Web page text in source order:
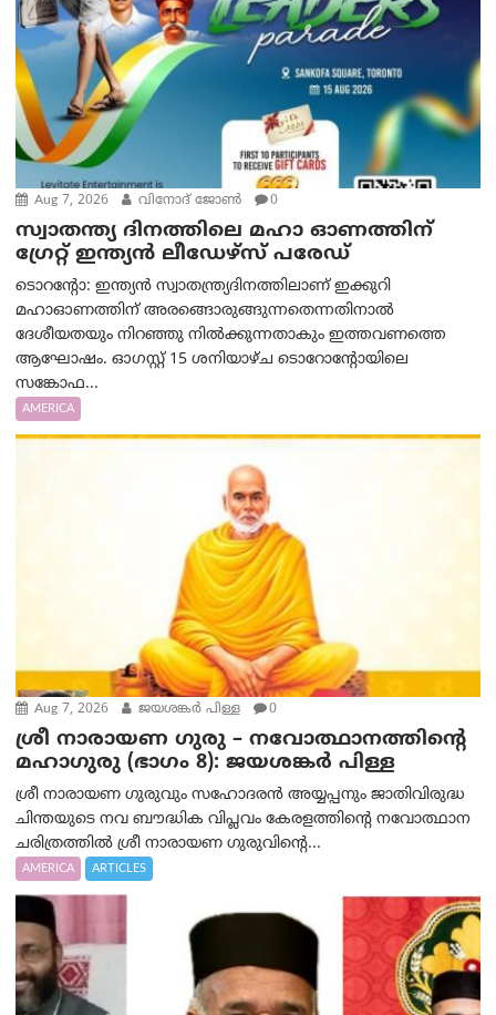
Aug 7, 2026 വിനോദ് ജോൺ 0
സ്വാതന്ത്യ ദിനത്തിലെ മഹാ ഓണത്തിന്
ഗ്രേറ്റ് ഇന്ത്യൻ ലീഡേഴ്സ് പരേഡ്
ടൊറന്റോ: ഇന്ത്യൻ സ്വാതന്ത്ര്യദിനത്തിലാണ് ഇക്കുറി
മഹാഓണത്തിന് അരങ്ങൊരുങ്ങുന്നതെന്നതിനാൽ
ദേശീയതയും നിറഞ്ഞു നിൽക്കുന്നതാകും ഇത്തവണത്തെ
ആഘോഷം. ഓഗസ്റ്റ് 15 ശനിയാഴ്ച ടൊറോന്റോയിലെ
സങ്കോഫ...
AMERICA
Aug 7, 2026 ജയശങ്കര്‍ പിള്ള 0
ശ്രീ നാരായണ ഗുരു – നവോത്ഥാനത്തിന്റെ
മഹാഗുരു (ഭാഗം 8): ജയശങ്കര്‍ പിള്ള
ശ്രീ നാരായണ ഗുരുവും സഹോദരൻ അയ്യപ്പനും ജാതിവിരുദ്ധ
ചിന്തയുടെ നവ ബൗദ്ധിക വിപ്ലവം കേരളത്തിന്റെ നവോത്ഥാന
ചരിത്രത്തിൽ ശ്രീ നാരായണ ഗുരുവിന്റെ...
AMERICA ARTICLES